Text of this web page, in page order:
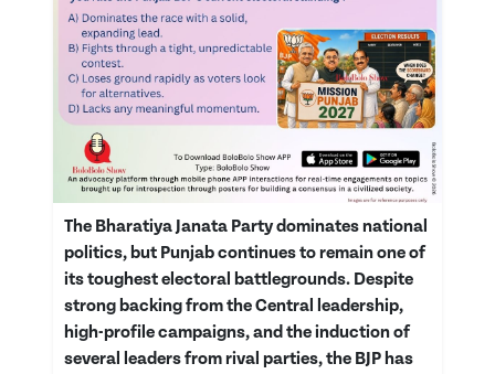
The Bharatiya Janata Party dominates national
politics, but Punjab continues to remain one of
its toughest electoral battlegrounds. Despite
strong backing from the Central leadership,
high-profile campaigns, and the induction of
several leaders from rival parties, the BJP has